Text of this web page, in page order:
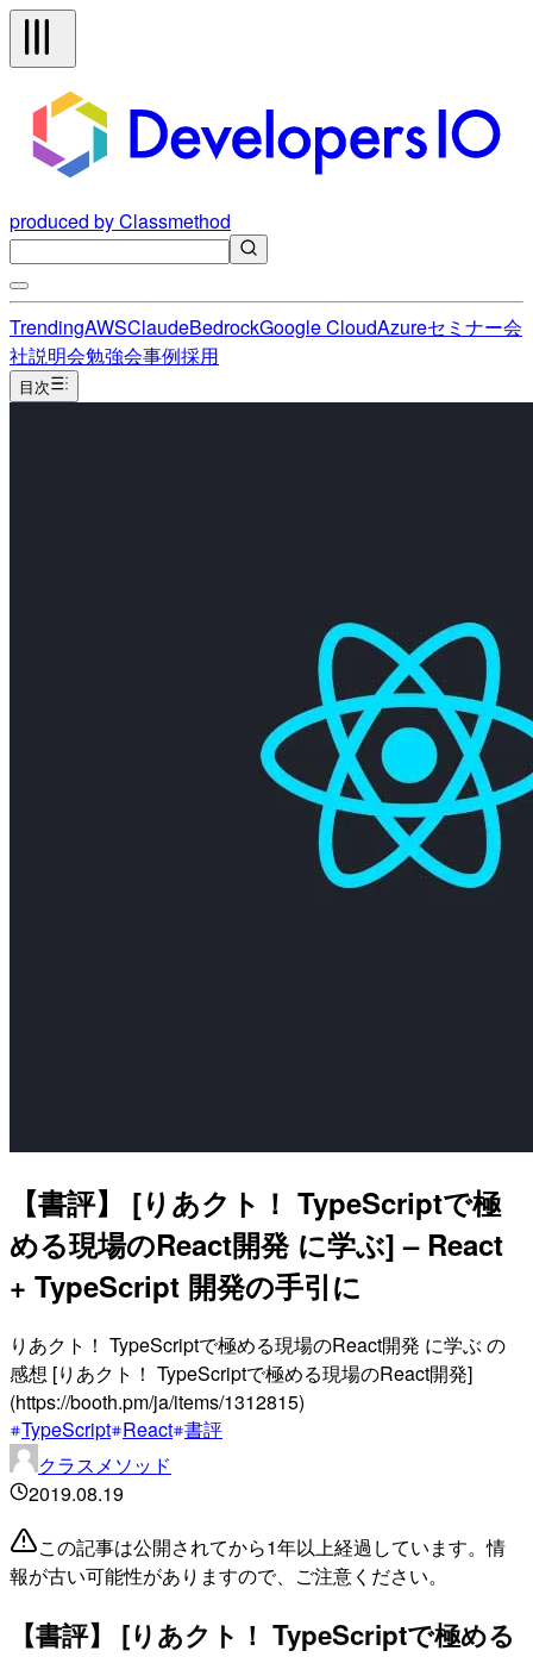
produced by Classmethod
TrendingAWSClaudeBedrockGoogle CloudAzureセミナー会
社説明会勉強会事例採用
目次
【書評】 [りあクト！ TypeScriptで極
める現場のReact開発 に学ぶ] – React
+ TypeScript 開発の手引に
りあクト！ TypeScriptで極める現場のReact開発 に学ぶ の
感想 [りあクト！ TypeScriptで極める現場のReact開発]
(https://booth.pm/ja/items/1312815)
TypeScript React 書評
クラスメソッド
2019.08.19
この記事は公開されてから1年以上経過しています。情
報が古い可能性がありますので、ご注意ください。
【書評】 [りあクト！ TypeScriptで極める